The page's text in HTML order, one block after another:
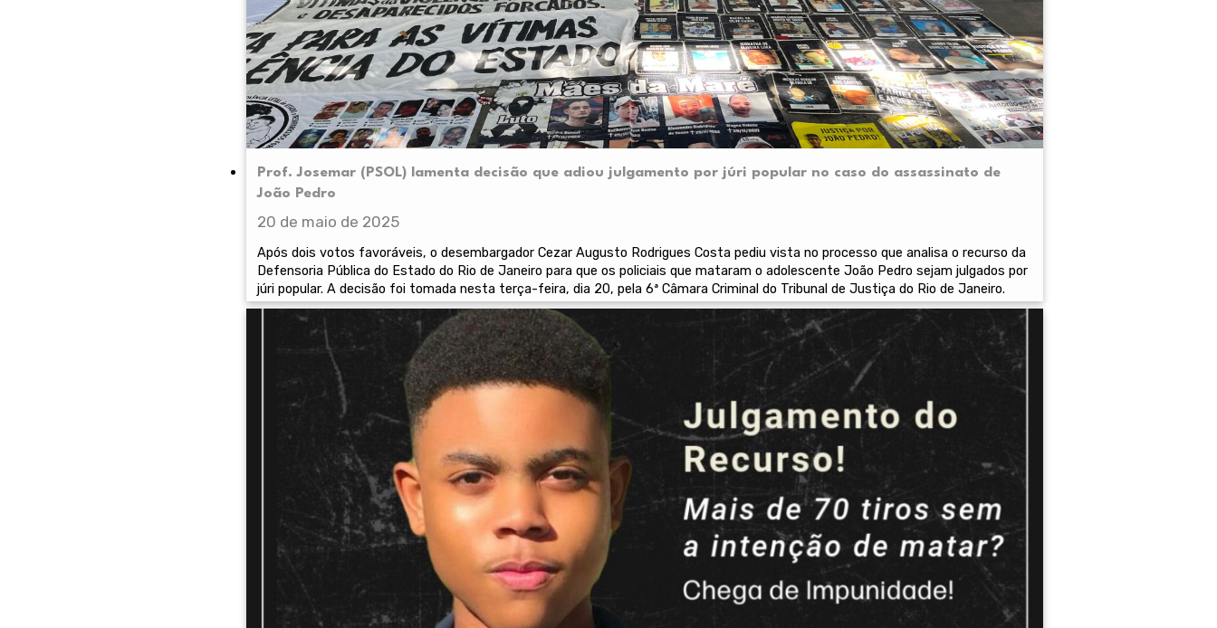
Prof. Josemar (PSOL) lamenta decisão que adiou julgamento por júri popular no caso do assassinato de
João Pedro
20 de maio de 2025
Após dois votos favoráveis, o desembargador Cezar Augusto Rodrigues Costa pediu vista no processo que analisa o recurso da
Defensoria Pública do Estado do Rio de Janeiro para que os policiais que mataram o adolescente João Pedro sejam julgados por
júri popular. A decisão foi tomada nesta terça-feira, dia 20, pela 6ª Câmara Criminal do Tribunal de Justiça do Rio de Janeiro.